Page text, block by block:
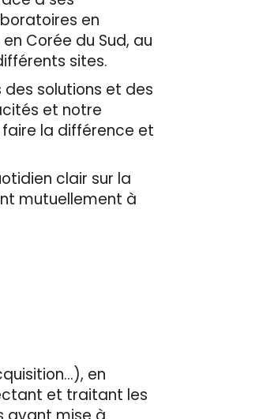
en
Corée du Sud, au
sites.
solutions et des
et notre
faire la différence et
clair sur la
mutuellement à
en
et traitant les